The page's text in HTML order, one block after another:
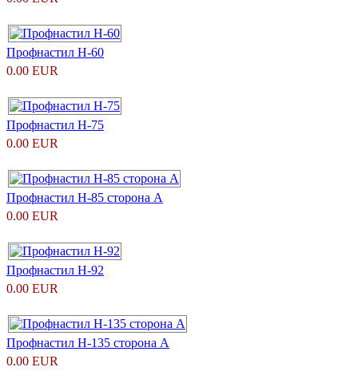
Профнастил H-60
0.00 EUR
Профнастил Н-75
0.00 EUR
Профнастил Н-85 сторона А
0.00 EUR
Профнастил Н-92
0.00 EUR
Профнастил Н-135 сторона А
0.00 EUR